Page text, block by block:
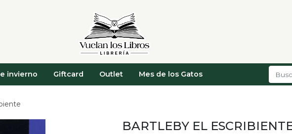
invierno Giftcard Outlet Mes de los Gatos
BARTLEBY EL